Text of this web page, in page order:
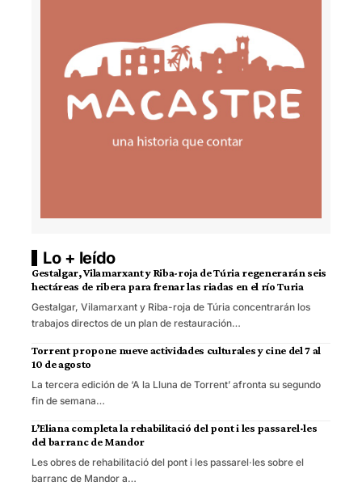
Lo + leído
Gestalgar, Vilamarxant y Riba-roja de Túria regenerarán seis
hectáreas de ribera para frenar las riadas en el río Turia
Gestalgar, Vilamarxant y Riba-roja de Túria concentrarán los
trabajos directos de un plan de restauración…
Torrent propone nueve actividades culturales y cine del 7 al
10 de agosto
La tercera edición de ‘A la Lluna de Torrent’ afronta su segundo
fin de semana…
L’Eliana completa la rehabilitació del pont i les passarel·les
del barranc de Mandor
Les obres de rehabilitació del pont i les passarel·les sobre el
barranc de Mandor a…